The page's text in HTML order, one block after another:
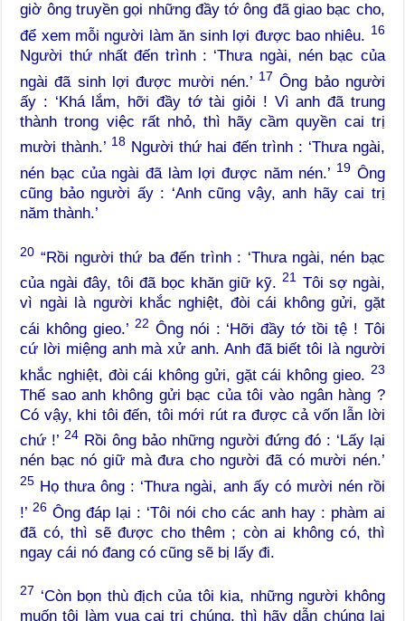
giờ ông truyền gọi những đầy tớ ông đã giao bạc cho,
để xem mỗi người làm ăn sinh lợi được bao nhiêu. 16
Người thứ nhất đến trình : ‘Thưa ngài, nén bạc của
ngài đã sinh lợi được mười nén.’ 17 Ông bảo người
ấy : ‘Khá lắm, hỡi đầy tớ tài giỏi ! Vì anh đã trung
thành trong việc rất nhỏ, thì hãy cầm quyền cai trị
mười thành.’ 18 Người thứ hai đến trình : ‘Thưa ngài,
nén bạc của ngài đã làm lợi được năm nén.’ 19 Ông
cũng bảo người ấy : ‘Anh cũng vậy, anh hãy cai trị
năm thành.’
20 “Rồi người thứ ba đến trình : ‘Thưa ngài, nén bạc
của ngài đây, tôi đã bọc khăn giữ kỹ.21 Tôi sợ ngài,
vì ngài là người khắc nghiệt, đòi cái không gửi, gặt
cái không gieo.’ 22 Ông nói : ‘Hỡi đầy tớ tồi tệ ! Tôi
cứ lời miệng anh mà xử anh. Anh đã biết tôi là người
khắc nghiệt, đòi cái không gửi, gặt cái không gieo. 23
Thế sao anh không gửi bạc của tôi vào ngân hàng ?
Có vậy, khi tôi đến, tôi mới rút ra được cả vốn lẫn lời
chứ !’24 Rồi ông bảo những người đứng đó : ‘Lấy lại
nén bạc nó giữ mà đưa cho người đã có mười nén.’
25 Họ thưa ông : ‘Thưa ngài, anh ấy có mười nén rồi
!’26 Ông đáp lại : ‘Tôi nói cho các anh hay : phàm ai
đã có, thì sẽ được cho thêm ; còn ai không có, thì
ngay cái nó đang có cũng sẽ bị lấy đi.
27 ‘Còn bọn thù địch của tôi kia, những người không
muốn tôi làm vua cai trị chúng, thì hãy dẫn chúng lại